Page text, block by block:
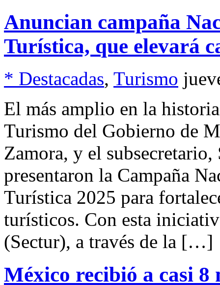
Anuncian campaña
Turística, que elevará
* Destacadas, Turismo
El más amplio en la
Turismo del Gobierno de
Zamora, y el
presentaron la Campaña
Turística 2025 para
turísticos. Con esta
(Sectur), a través de la […]
México recibió a casi 8